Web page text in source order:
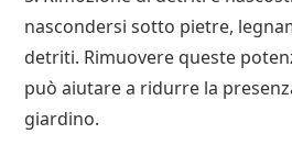
nascondersi sotto pietre,
detriti. Rimuovere queste
può aiutare a ridurre la
giardino.